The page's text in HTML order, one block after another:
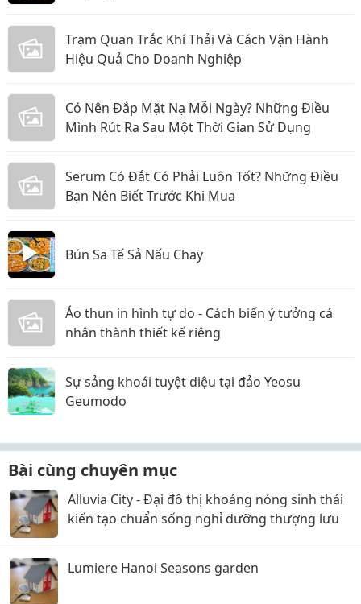
Trạm Quan Trắc Khí Thải Và Cách Vận Hành
Hiệu Quả Cho Doanh Nghiệp
Có Nên Đắp Mặt Nạ Mỗi Ngày? Những Điều
Mình Rút Ra Sau Một Thời Gian Sử Dụng
Serum Có Đắt Có Phải Luôn Tốt? Những Điều
Bạn Nên Biết Trước Khi Mua
Bún Sa Tế Sả Nấu Chay
Áo thun in hình tự do - Cách biến ý tưởng cá
nhân thành thiết kế riêng
Sự sảng khoái tuyệt diệu tại đảo Yeosu
Geumodo
Bài cùng chuyên mục
Alluvia City - Đại đô thị khoáng nóng sinh thái
kiến tạo chuẩn sống nghỉ dưỡng thượng lưu
Lumiere Hanoi Seasons garden